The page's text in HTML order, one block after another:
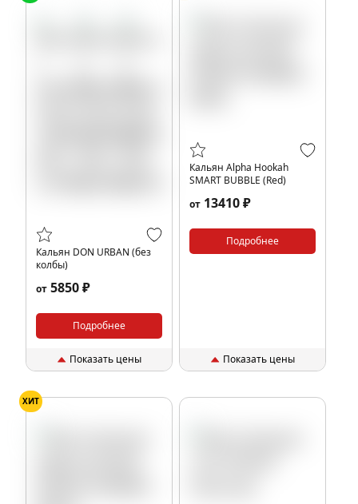
Кальян DON URBAN (без
колбы)
от 5850 ₽
Подробнее
Показать цены
Кальян Alpha Hookah
SMART BUBBLE (Red)
от 13410 ₽
Подробнее
Показать цены
ХИТ